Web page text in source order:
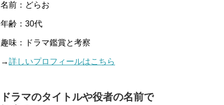
名前：どらお
年齢：30代
趣味：ドラマ鑑賞と考察
→詳しいプロフィールはこちら
ドラマのタイトルや役者の名前で